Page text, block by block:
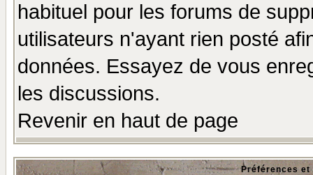
habituel pour les forums de
utilisateurs n'ayant rien posté
données. Essayez de vous
les discussions.
Revenir en haut de page
Préférences